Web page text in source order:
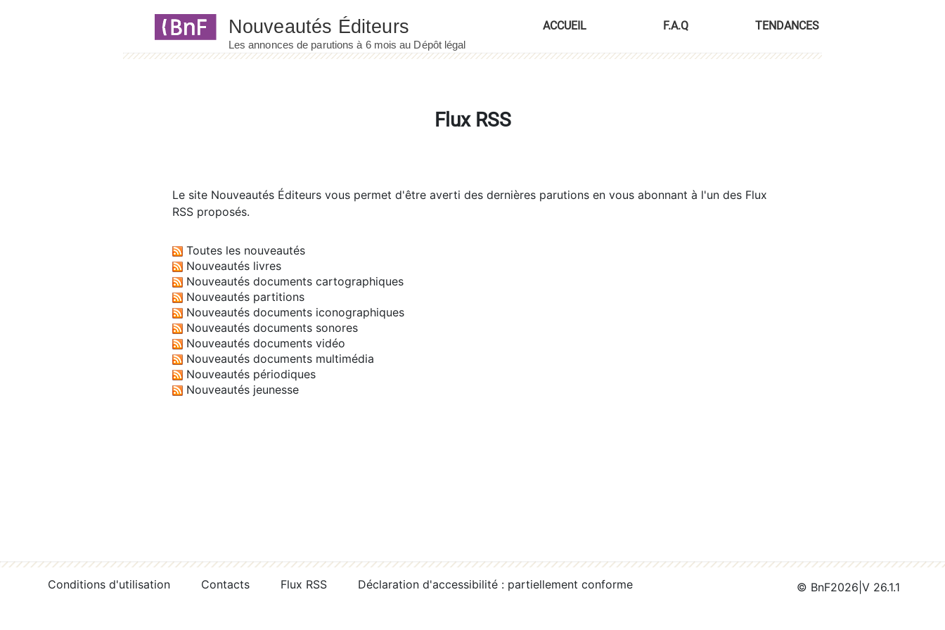
ACCUEIL F.A.Q TENDANCES
Flux RSS
Le site Nouveautés Éditeurs vous permet d'être averti des dernières parutions en vous abonnant à l'un des Flux
RSS proposés.
Toutes les nouveautés
Nouveautés livres
Nouveautés documents cartographiques
Nouveautés partitions
Nouveautés documents iconographiques
Nouveautés documents sonores
Nouveautés documents vidéo
Nouveautés documents multimédia
Nouveautés périodiques
Nouveautés jeunesse
Conditions d'utilisation Contacts Flux RSS Déclaration d'accessibilité : partiellement conforme © BnF2026 V 26.1.1